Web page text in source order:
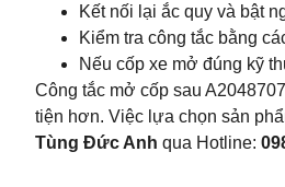
Kết nối lại ắc quy và bật
Kiểm tra công tắc bằng
Nếu cốp xe mở đúng kỹ
Công tắc mở cốp sau
tiện hơn. Việc lựa chọn sản
Tùng Đức Anh qua Hotline: